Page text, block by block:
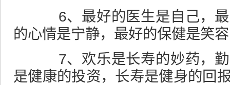
6、最好的医生是自己，最
的心情是宁静，最好的保健是笑
7、欢乐是长寿的妙药，勤
是健康的投资，长寿是健身的回